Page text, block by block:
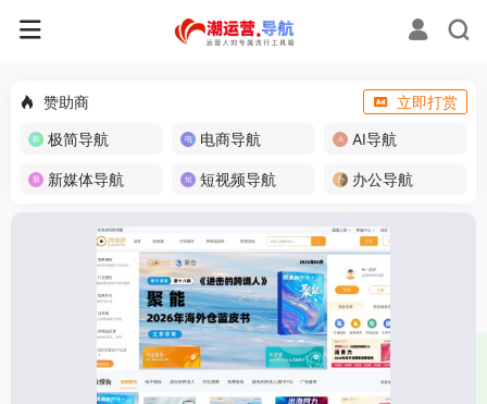
赞助商
立即打赏
极简导航
电商导航 AI导航
新媒体导航 短视频导航 办公导航